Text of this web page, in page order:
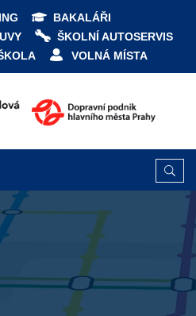
BAKALÁŘI
ŠKOLNÍ AUTOSERVIS
VOLNÁ MÍSTA